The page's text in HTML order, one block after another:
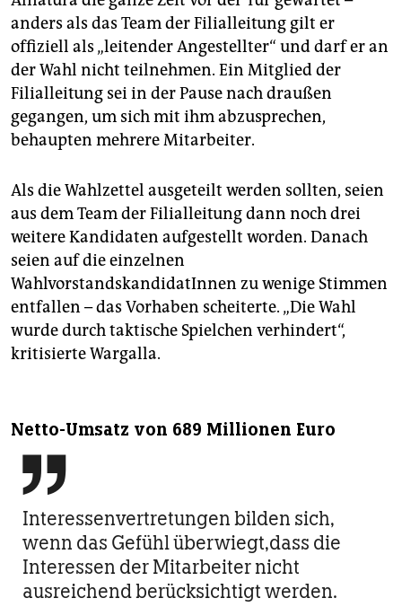
anders als das Team der Filialleitung gilt er
offiziell als „leitender Angestellter“ und darf er an
der Wahl nicht teilnehmen. Ein Mitglied der
Filialleitung sei in der Pause nach draußen
gegangen, um sich mit ihm abzusprechen,
behaupten mehrere Mitarbeiter.
Als die Wahlzettel ausgeteilt werden sollten, seien
aus dem Team der Filialleitung dann noch drei
weitere Kandidaten aufgestellt worden. Danach
seien auf die einzelnen
WahlvorstandskandidatInnen zu wenige Stimmen
entfallen – das Vorhaben scheiterte. „Die Wahl
wurde durch taktische Spielchen verhindert“,
kritisierte Wargalla.
Netto-Umsatz von 689 Millionen Euro

Interessenvertretungen bilden sich,
wenn das Gefühl überwiegt,dass die
Interessen der Mitarbeiter nicht
ausreichend berücksichtigt werden.